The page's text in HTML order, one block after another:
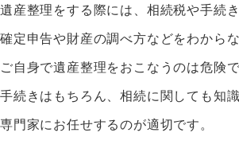
遺産整理をする際には、相続税や手続
確定申告や財産の調べ方などをわからな
ご自身で遺産整理をおこなうのは危険で
手続きはもちろん、相続に関しても知
専門家にお任せするのが適切です。